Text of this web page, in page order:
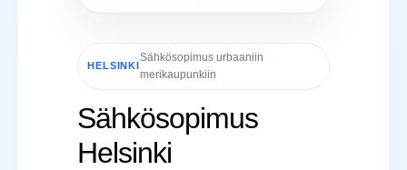
HELSINKI
Sähkösopimus urbaaniin
merikaupunkiin
Sähkösopimus
Helsinki